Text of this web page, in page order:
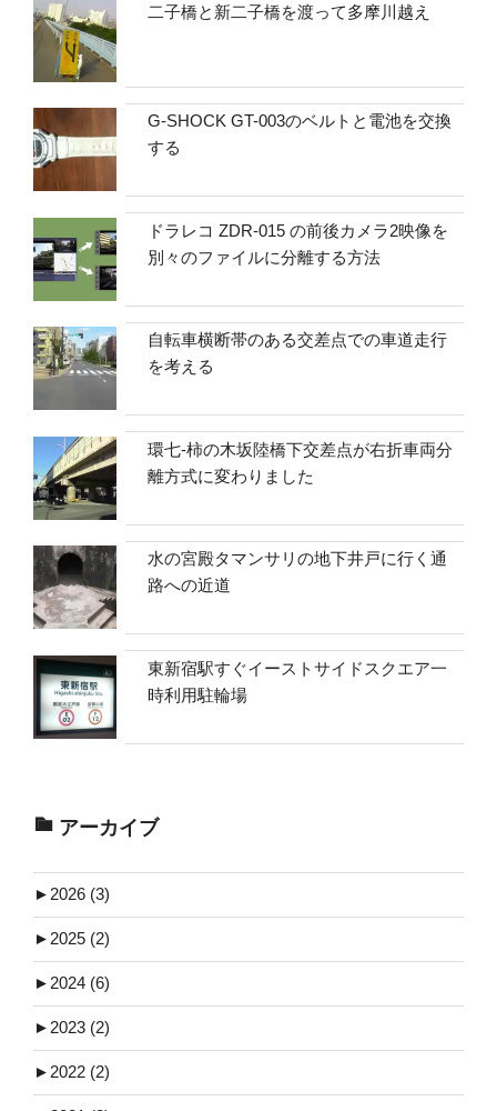
二子橋と新二子橋を渡って多摩川越え
G-SHOCK GT-003のベルトと電池を交換
する
ドラレコ ZDR-015 の前後カメラ2映像を
別々のファイルに分離する方法
自転車横断帯のある交差点での車道走行
を考える
環七-柿の木坂陸橋下交差点が右折車両分
離方式に変わりました
水の宮殿タマンサリの地下井戸に行く通
路への近道
東新宿駅すぐイーストサイドスクエア一
時利用駐輪場
アーカイブ
► 2026 (3)
► 2025 (2)
► 2024 (6)
► 2023 (2)
► 2022 (2)